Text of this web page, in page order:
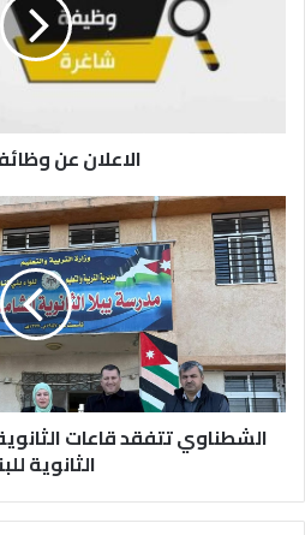
ا
ئ
ف
ش
ا
غ
ر
ة
الاعلان عن
ا
ل
ش
ط
ن
ا
و
ي
ت
د
الشطناوي تتفقد قاعات
الثانوية